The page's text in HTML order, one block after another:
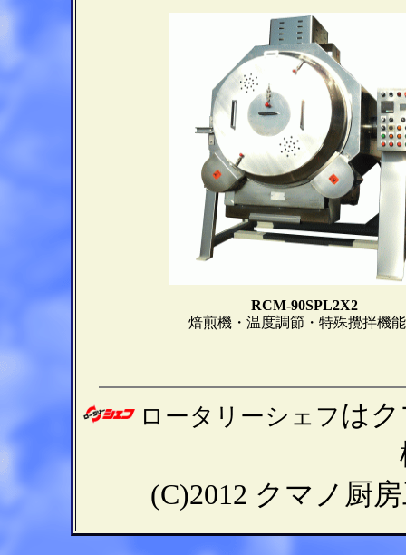
RCM-90SPL2X2
焙煎機・温度調節・特殊攪拌機
ロータリーシェフ は
(C)2012 クマノ厨